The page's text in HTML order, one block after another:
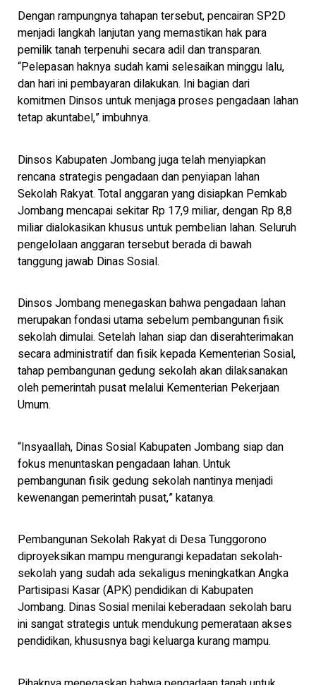
Dengan rampungnya tahapan tersebut, pencairan SP2D
menjadi langkah lanjutan yang memastikan hak para
pemilik tanah terpenuhi secara adil dan transparan.
“Pelepasan haknya sudah kami selesaikan minggu lalu,
dan hari ini pembayaran dilakukan. Ini bagian dari
komitmen Dinsos untuk menjaga proses pengadaan lahan
tetap akuntabel,” imbuhnya.
Dinsos Kabupaten Jombang juga telah menyiapkan
rencana strategis pengadaan dan penyiapan lahan
Sekolah Rakyat. Total anggaran yang disiapkan Pemkab
Jombang mencapai sekitar Rp 17,9 miliar, dengan Rp 8,8
miliar dialokasikan khusus untuk pembelian lahan. Seluruh
pengelolaan anggaran tersebut berada di bawah
tanggung jawab Dinas Sosial.
Dinsos Jombang menegaskan bahwa pengadaan lahan
merupakan fondasi utama sebelum pembangunan fisik
sekolah dimulai. Setelah lahan siap dan diserahterimakan
secara administratif dan fisik kepada Kementerian Sosial,
tahap pembangunan gedung sekolah akan dilaksanakan
oleh pemerintah pusat melalui Kementerian Pekerjaan
Umum.
“Insyaallah, Dinas Sosial Kabupaten Jombang siap dan
fokus menuntaskan pengadaan lahan. Untuk
pembangunan fisik gedung sekolah nantinya menjadi
kewenangan pemerintah pusat,” katanya.
Pembangunan Sekolah Rakyat di Desa Tunggorono
diproyeksikan mampu mengurangi kepadatan sekolah-
sekolah yang sudah ada sekaligus meningkatkan Angka
Partisipasi Kasar (APK) pendidikan di Kabupaten
Jombang. Dinas Sosial menilai keberadaan sekolah baru
ini sangat strategis untuk mendukung pemerataan akses
pendidikan, khususnya bagi keluarga kurang mampu.